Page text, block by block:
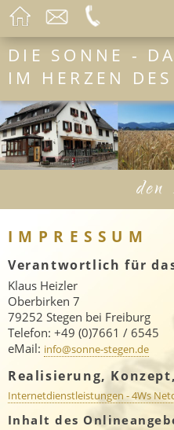
DIE SONNE -
IM HERZEN
IMPRESSUM
Verantwortlich für
Klaus Heizler
Oberbirken 7
79252 Stegen bei Freiburg
Telefon: +49 (0)7661 / 6545
eMail: info@sonne-stegen.de
Realisierung,
Internetdienstleistungen - 4Ws
Inhalt des